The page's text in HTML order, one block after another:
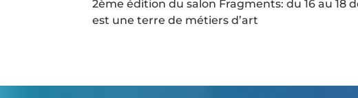
2ème édition du salon Fragments: du 16 au 18
est une terre de métiers d’art